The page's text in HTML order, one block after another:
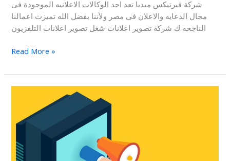
شركة فيرتيكس ميديا تعد احد الوكالات الاعلانيه الموجودة فى
مجال الدعايه والاعلان فى مصر ولأننا بفضل الله تميزت اعمالنا
الناجحه ك شركة تصوير اعلانات شغل تصوير اعلانات التلفزيون
Read More »
شاشات
التلفزيون